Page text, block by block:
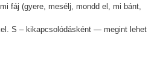
fáj (gyere, mesélj, mondd el, mi bánt,
S – kikapcsolódásként — megint lehet